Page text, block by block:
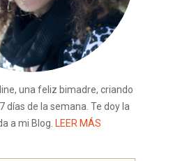
una feliz bimadre, criando
días de la semana. Te doy la
a mi Blog. LEER MÁS